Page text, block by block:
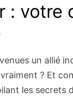
:
un allié
? Et
les secrets